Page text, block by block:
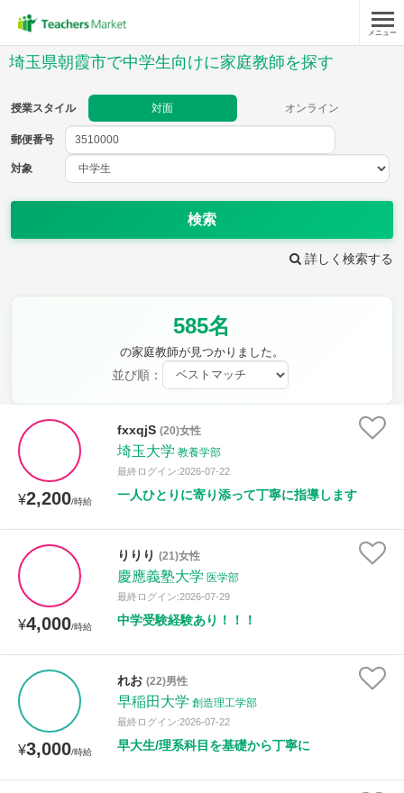
メニュー
埼玉県朝霞市で中学生向けに家庭教師を探す
授業スタイル 対面 オンライン
郵便番号
対象
検索
詳しく検索する
585名
の家庭教師が見つかりました。
並び順：
¥2,200/時給
fxxqjS (20)女性
埼玉大学 教養学部
最終ログイン:2026-07-22
一人ひとりに寄り添って丁寧に指導します
¥4,000/時給
りりり (21)女性
慶應義塾大学 医学部
最終ログイン:2026-07-29
中学受験経験あり！！！
¥3,000/時給
れお (22)男性
早稲田大学 創造理工学部
最終ログイン:2026-07-22
早大生/理系科目を基礎から丁寧に
郵便番号
教科
現代文 古典
公民 芸術 音楽 保健体育
時給：¥1,000 ～ ¥10,000
授業可能日
月曜日 火曜日 水曜日 木曜日
土曜日 日曜日
距離：15km以内